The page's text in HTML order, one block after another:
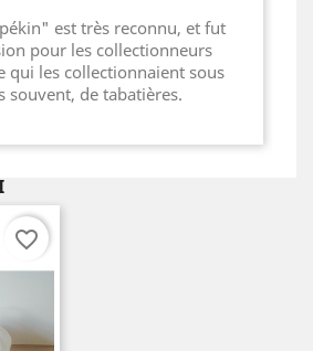
est très reconnu, et fut
pour les collectionneurs
qui les collectionnaient sous
souvent, de tabatières.
favorite_border